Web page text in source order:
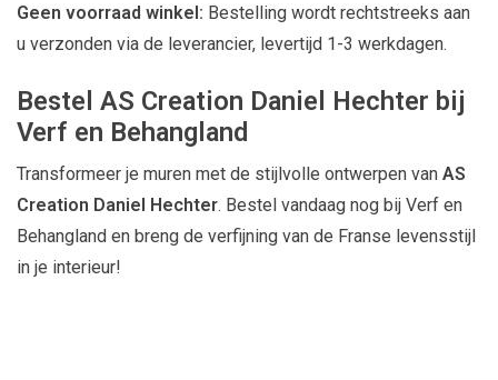
Geen voorraad winkel: Bestelling wordt rechtstreeks aan
u verzonden via de leverancier, levertijd 1-3 werkdagen.
Bestel AS Creation Daniel Hechter bij
Verf en Behangland
Transformeer je muren met de stijlvolle ontwerpen van AS
Creation Daniel Hechter. Bestel vandaag nog bij Verf en
Behangland en breng de verfijning van de Franse levensstijl
in je interieur!